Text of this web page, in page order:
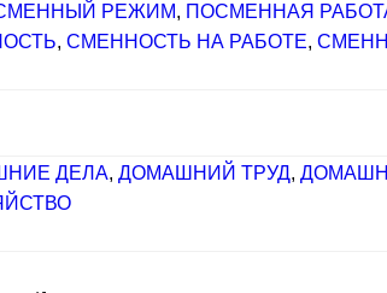
РЕЖИМ, ПОСМЕННАЯ
,СМЕННОСТЬ НА РАБОТЕ,
ДЕЛА, ДОМАШНИЙ ТРУД,